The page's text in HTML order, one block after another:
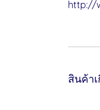
http://
สินค้า